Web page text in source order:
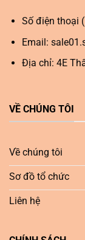
Số điện thoại
Email:
Địa chỉ: 4E
VỀ CHÚNG TÔI
Về chúng tôi
Sơ đồ tổ chức
Liên hệ